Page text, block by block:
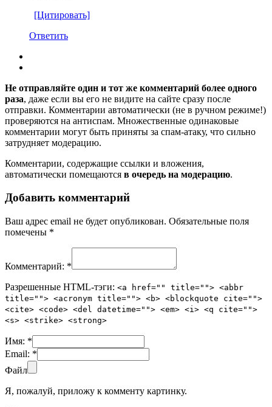
[Цитировать]
Ответить
Не отправляйте один и тот же комментарий более одного
раза, даже если вы его не видите на сайте сразу после
отправки. Комментарии автоматически (не в ручном режиме!)
проверяются на антиспам. Множественные одинаковые
комментарии могут быть приняты за спам-атаку, что сильно
затрудняет модерацию.
Комментарии, содержащие ссылки и вложения,
автоматически помещаются в очередь на модерацию.
Добавить комментарий
Ваш адрес email не будет опубликован. Обязательные поля
помечены *
Комментарий: *
Разрешенные HTML-тэги: <a href="" title=""> <abbr
title=""> <acronym title=""> <b> <blockquote cite="">
<cite> <code> <del datetime=""> <em> <i> <q cite="">
<s> <strike> <strong>
Имя: *
Email: *
Файл
Я, пожалуй, приложу к комменту картинку.